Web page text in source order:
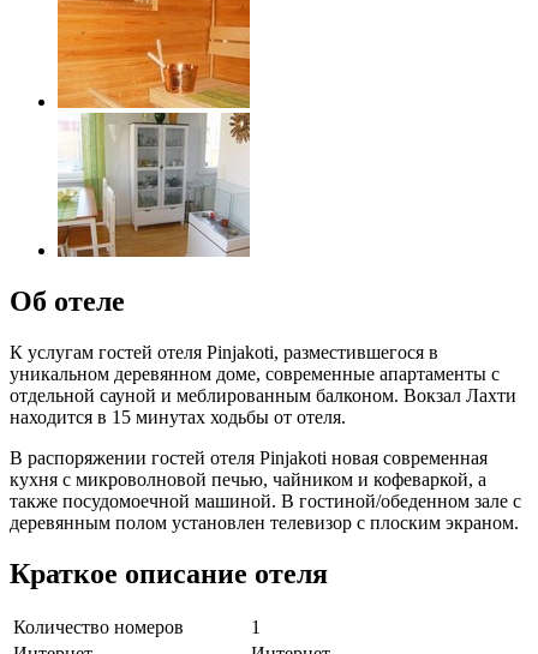
Об отеле
К услугам гостей отеля Pinjakoti, разместившегося в
уникальном деревянном доме, современные апартаменты с
отдельной сауной и меблированным балконом. Вокзал Лахти
находится в 15 минутах ходьбы от отеля.
В распоряжении гостей отеля Pinjakoti новая современная
кухня с микроволновой печью, чайником и кофеваркой, а
также посудомоечной машиной. В гостиной/обеденном зале с
деревянным полом установлен телевизор с плоским экраном.
Краткое описание отеля
Количество номеров
1